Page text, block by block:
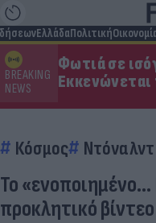
ΕλλάδαΠολιτική
BREAKING
NEWS
Φωτιά σε
Κόσμος
Το
προκλητικό